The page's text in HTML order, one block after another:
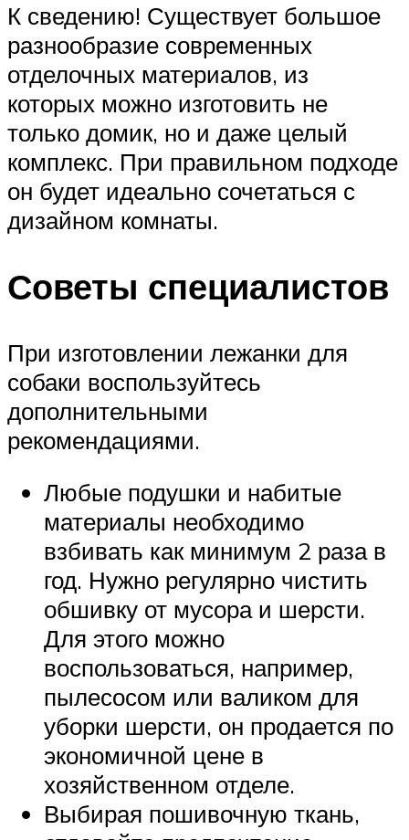
К сведению! Существует большое
разнообразие современных
отделочных материалов, из
которых можно изготовить не
только домик, но и даже целый
комплекс. При правильном подходе
он будет идеально сочетаться с
дизайном комнаты.
Советы специалистов
При изготовлении лежанки для
собаки воспользуйтесь
дополнительными
рекомендациями.
Любые подушки и набитые
материалы необходимо
взбивать как минимум 2 раза в
год. Нужно регулярно чистить
обшивку от мусора и шерсти.
Для этого можно
воспользоваться, например,
пылесосом или валиком для
уборки шерсти, он продается по
экономичной цене в
хозяйственном отделе.
Выбирая пошивочную ткань,